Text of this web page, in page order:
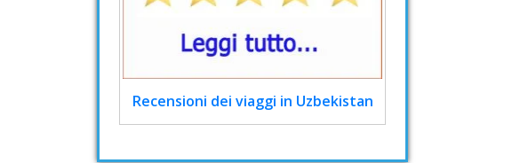
Recensioni dei viaggi in Uzbekistan